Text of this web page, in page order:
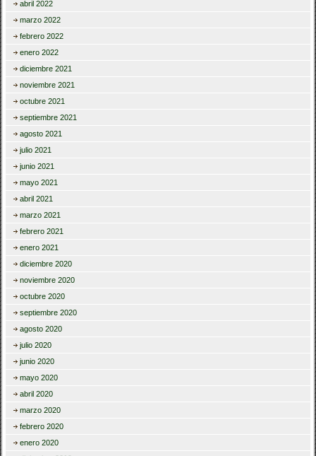
abril 2022
marzo 2022
febrero 2022
enero 2022
diciembre 2021
noviembre 2021
octubre 2021
septiembre 2021
agosto 2021
julio 2021
junio 2021
mayo 2021
abril 2021
marzo 2021
febrero 2021
enero 2021
diciembre 2020
noviembre 2020
octubre 2020
septiembre 2020
agosto 2020
julio 2020
junio 2020
mayo 2020
abril 2020
marzo 2020
febrero 2020
enero 2020